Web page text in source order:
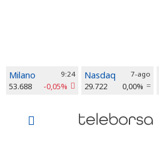
Milano 9:24
53.688 -0,05%
Nasdaq 7-ago
29.722 0,00%